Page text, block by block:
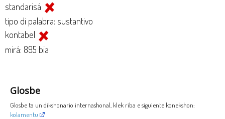
standarisá
tipo di palabra: sustantivo
kontabel
mirá: 895 bia
Glosbe
Glosbe ta un dikshonario internashonal, klek riba e siguiente konekshon:
kolamentu